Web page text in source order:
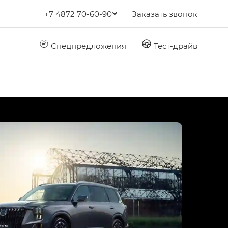
+7 4872 70-60-90 Заказать звонок
Спецпредложения Тест-драйв